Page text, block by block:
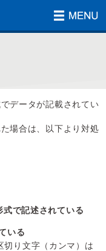
データが記載されてい
場合は、以下より対処
で記述されている
いる
切り文字（カンマ）は